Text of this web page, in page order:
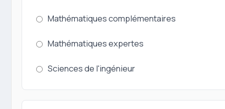
Mathématiques complémentaires
Mathématiques expertes
Sciences de l'ingénieur